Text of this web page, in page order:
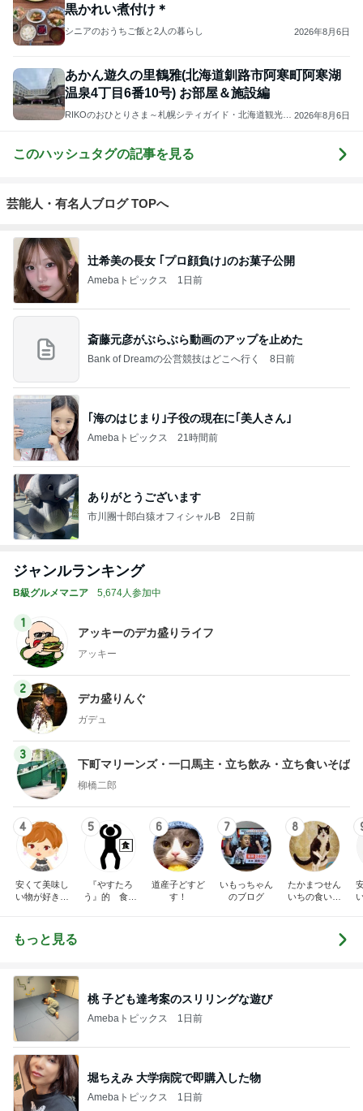
黒かれい煮付け＊
シニアのおうちご飯と2人の暮らし 2026年8月6日
あかん遊久の里鶴雅(北海道釧路市阿寒町阿寒湖
温泉4丁目6番10号) お部屋＆施設編
RIKOのおひとりさま～札幌シティガイド・北海道観光マ
2026年8月6日
このハッシュタグの記事を見る
芸能人・有名人ブログ TOPへ
辻希美の長女 ｢プロ顔負け｣のお菓子公開
Amebaトピックス 1日前
斎藤元彦がぶらぶら動画のアップを止めた
Bank of Dreamの公営競技はどこへ行く 8日前
｢海のはじまり｣子役の現在に｢美人さん｣
Amebaトピックス 21時間前
ありがとうございます
市川團十郎白猿オフィシャルB 2日前
ジャンルランキング
B級グルメマニア 5,674人参加中
1
アッキーのデカ盛りライフ
アッキー
2
デカ盛りんぐ
ガデュ
3
下町マリーンズ・一口馬主・立ち飲み・立ち食いそば
柳橋二郎
4
安くて美味し
い物が好き☆
5
『やすたろ
う』的 食の
6
道産子どすど
す！
7
いもっちゃん
のブログ
8
たかまつせん
いちの食い散
もっと見る
桃 子ども達考案のスリリングな遊び
Amebaトピックス 1日前
堀ちえみ 大学病院で即購入した物
Amebaトピックス 1日前